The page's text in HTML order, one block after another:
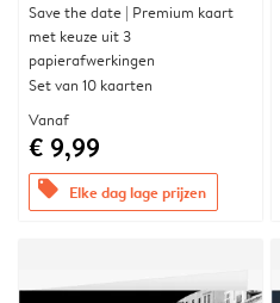
Save the date | Premium kaart
met keuze uit 3
papierafwerkingen
Set van 10 kaarten
Vanaf
€ 9,99
offers Elke dag lage prijzen